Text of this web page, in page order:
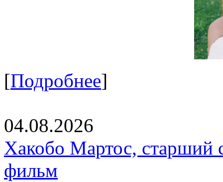
[Подробнее]
04.08.2026
Хакобо Мартос, старший
фильм